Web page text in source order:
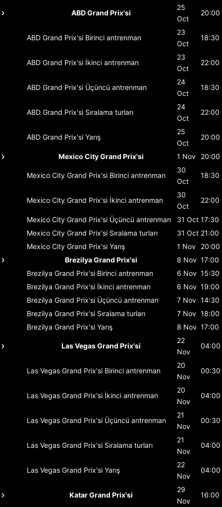
ABD Grand Prix'si
25
Oct
20:00
ABD Grand Prix'si Birinci antrenman
23
Oct
18:30
ABD Grand Prix'si İkinci antrenman
23
Oct
22:00
ABD Grand Prix'si Üçüncü antrenman
24
Oct
18:30
ABD Grand Prix'si Sıralama turları
24
Oct
22:00
ABD Grand Prix'si Yarış
25
Oct
20:00
Mexico City Grand Prix'si 1 Nov 20:00
Mexico City Grand Prix'si Birinci antrenman
30
Oct
18:30
Mexico City Grand Prix'si İkinci antrenman
30
Oct
22:00
Mexico City Grand Prix'si Üçüncü antrenman 31 Oct 17:30
Mexico City Grand Prix'si Sıralama turları 31 Oct 21:00
Mexico City Grand Prix'si Yarış 1 Nov
20:00
Brezilya Grand Prix'si
8 Nov 17:00
Brezilya Grand Prix'si Birinci antrenman 6 Nov 15:30
Brezilya Grand Prix'si İkinci antrenman 6 Nov 19:00
Brezilya Grand Prix'si Üçüncü antrenman 7 Nov 14:30
Brezilya Grand Prix'si Sıralama turları 7 Nov 18:00
Brezilya Grand Prix'si Yarış 8 Nov 17:00
Las Vegas Grand Prix'si
22
Nov
04:00
Las Vegas Grand Prix'si Birinci antrenman
20
Nov
00:30
Las Vegas Grand Prix'si İkinci antrenman
20
Nov
04:00
Las Vegas Grand Prix'si Üçüncü antrenman
21
Nov
00:30
Las Vegas Grand Prix'si Sıralama turları
21
Nov
04:00
Las Vegas Grand Prix'si Yarış
22
Nov
04:00
Katar Grand Prix'si
29
Nov
16:00